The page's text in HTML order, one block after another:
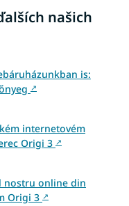
našich
is:
↗
internetovém
Origi 3 ↗
nostru online din
Origi 3 ↗